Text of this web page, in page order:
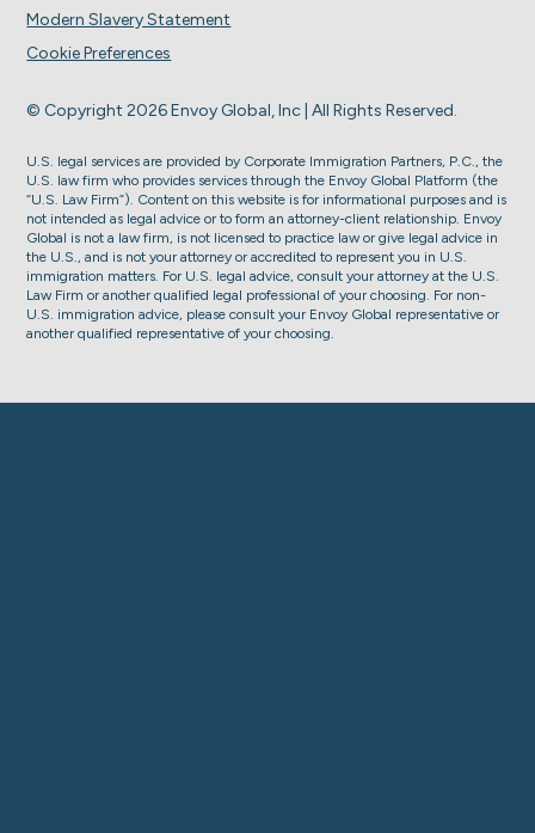
© Copyright 2026 Envoy Global, Inc | All Rights Reserved.
Modern Slavery Statement
Cookie Preferences
U.S. legal services are provided by Corporate Immigration Partners, P.C., the
U.S. law firm who provides services through the Envoy Global Platform (the
“U.S. Law Firm”). Content on this website is for informational purposes and is
not intended as legal advice or to form an attorney-client relationship. Envoy
Global is not a law firm, is not licensed to practice law or give legal advice in
the U.S., and is not your attorney or accredited to represent you in U.S.
immigration matters. For U.S. legal advice, consult your attorney at the U.S.
Law Firm or another qualified legal professional of your choosing. For non-
U.S. immigration advice, please consult your Envoy Global representative or
another qualified representative of your choosing.